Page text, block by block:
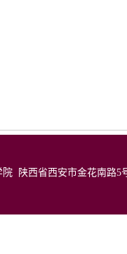
陕西省西安市金花南路5